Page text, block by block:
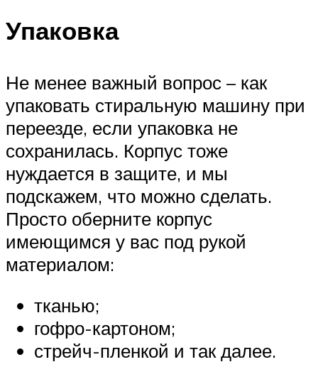
Упаковка
Не менее важный вопрос – как
упаковать стиральную машину при
переезде, если упаковка не
сохранилась. Корпус тоже
нуждается в защите, и мы
подскажем, что можно сделать.
Просто оберните корпус
имеющимся у вас под рукой
материалом:
тканью;
гофро-картоном;
стрейч-пленкой и так далее.